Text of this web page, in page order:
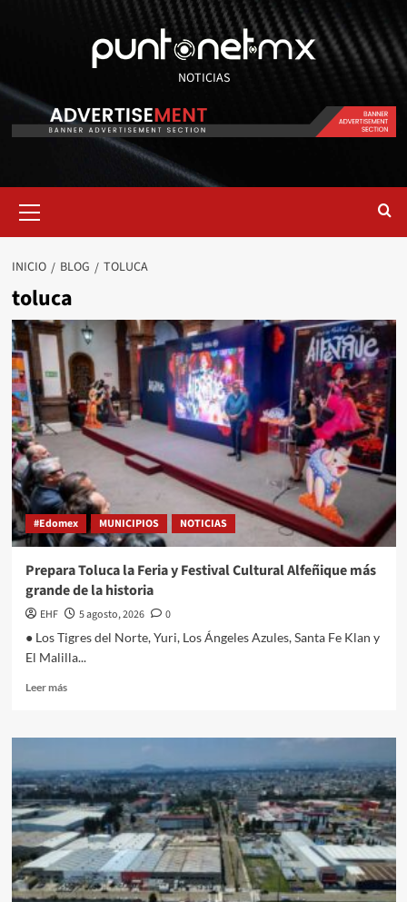
NOTICIAS
INICIO BLOG TOLUCA
toluca
#Edomex MUNICIPIOS NOTICIAS
Prepara Toluca la Feria y Festival Cultural Alfeñique más
grande de la historia
EHF 5 agosto, 2026
0
● Los Tigres del Norte, Yuri, Los Ángeles Azules, Santa Fe Klan y
El Malilla...
Leer más